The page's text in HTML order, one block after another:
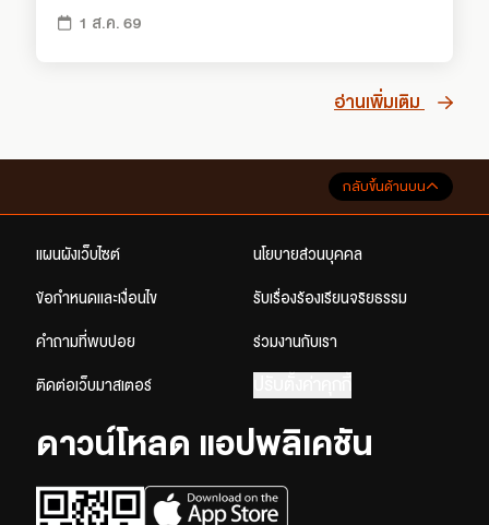
1 ส.ค. 69
อ่านเพิ่มเติม
กลับขึ้นด้านบน
แผนผังเว็บไซต์ นโยบายส่วนบุคคล
ข้อกำหนดและเงื่อนไข รับเรื่องร้องเรียนจริยธรรม
คำถามที่พบบ่อย ร่วมงานกับเรา
ติดต่อเว็บมาสเตอร์
ดาวน์โหลด แอปพลิเคชัน